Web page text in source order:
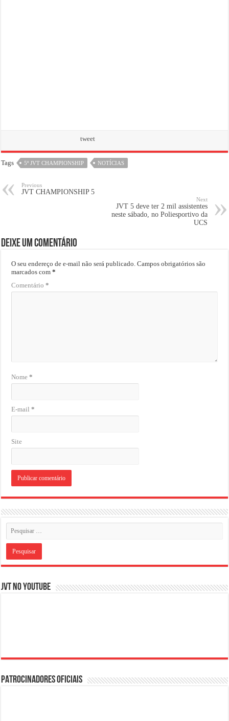
tweet
Tags 5º JVT CHAMPIONSHIP NOTÍCIAS
Previous
JVT CHAMPIONSHIP 5
Next
JVT 5 deve ter 2 mil assistentes
neste sábado, no Poliesportivo da
UCS
Deixe um comentário
O seu endereço de e-mail não será publicado. Campos obrigatórios são
marcados com*
Comentário*
Nome*
E-mail*
Site
JVT NO YOUTUBE
PATROCINADORES OFICIAIS